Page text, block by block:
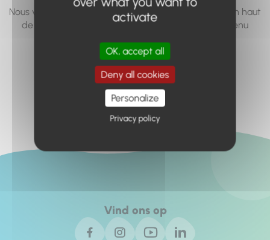
Nous vous invitons à utiliser le moteur de recherche en haut
de page, ou à utiliser le menu pour trouver le contenu
Retour à l'accueil
Vind ons op
activate
OK, accept all
Deny all cookies
Personalize
Privacy policy